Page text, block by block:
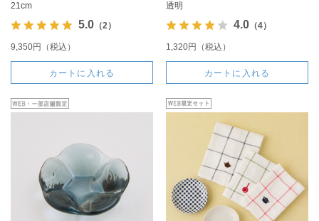
21cm
5.0（2）
9,350円（税込）
カートに入れる
透明
4.0（4）
1,320円（税込）
カートに入れる